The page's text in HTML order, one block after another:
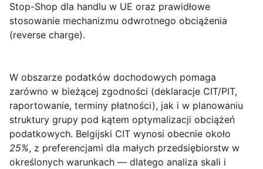
Stop-Shop dla handlu w UE oraz prawidłowe
stosowanie mechanizmu odwrotnego obciążenia
(reverse charge).
W obszarze podatków dochodowych pomaga
zarówno w bieżącej zgodności (deklaracje CIT/PIT,
raportowanie, terminy płatności), jak i w planowaniu
struktury grupy pod kątem optymalizacji obciążeń
podatkowych. Belgijski CIT wynosi obecnie około
25%, z preferencjami dla małych przedsiębiorstw w
określonych warunkach — dlatego analiza skali i